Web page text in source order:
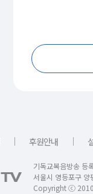
｜ 후원안내 ｜
기독교복음방송
서울시 영등포구
Copyright ⓒ 2010